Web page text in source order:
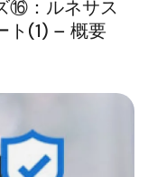
⑯：ルネサス
ト(1) – 概要